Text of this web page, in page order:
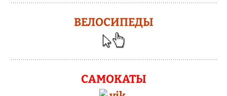
ВЕЛОСИПЕДЫ
САМОКАТЫ